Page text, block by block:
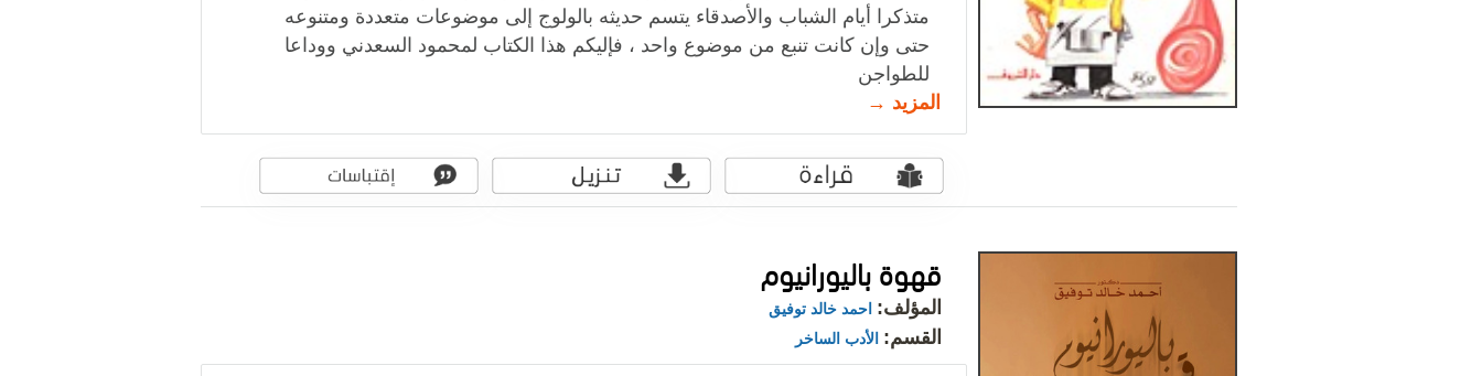
متذكرا أيام الشباب والأصدقاء يتسم حديثه بالولوج إلى موضوعات متعددة ومتنوعه
حتى وإن كانت تنبع من موضوع واحد ، فإليكم هذا الكتاب لمحمود السعدني ووداعا
للطواجن
المزيد →
قهوة باليورانيوم
المؤلف: احمد خالد توفيق
القسم: الأدب الساخر